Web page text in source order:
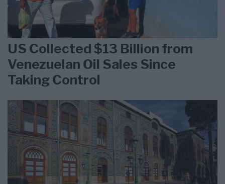
US Collected $13 Billion from
Venezuelan Oil Sales Since
Taking Control